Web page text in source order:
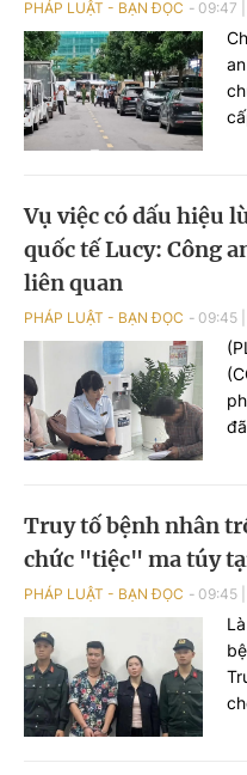
PHÁP LUẬT - BẠN ĐỌC 09:47
Vụ việc có dấu hiệu
quốc tế Lucy: Công
liên quan
PHÁP LUẬT - BẠN ĐỌC 09:45
Truy tố bệnh nhân
chức "tiệc" ma túy
PHÁP LUẬT - BẠN ĐỌC 09:45